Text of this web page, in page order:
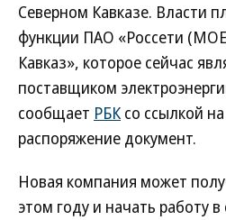
Северном Кавказе. Власти
функции ПАО «Россети
Кавказ», которое сейчас
поставщиком
сообщает РБКсо ссылкой
распоряжение документ.
Новая компания может
этом году и начать работу